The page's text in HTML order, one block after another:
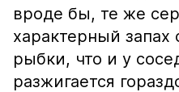
вроде бы, те же
характерный
рыбки, что и у
разжигается